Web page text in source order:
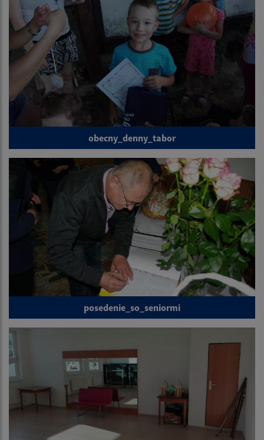
obecny_denny_tabor
posedenie_so_seniormi